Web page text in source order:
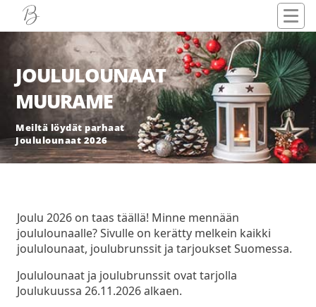
JOULULOUNAAT
MUURAME
Meiltä löydät parhaat
Joululounaat 2026
Joulu 2026 on taas täällä! Minne mennään
joululounaalle? Sivulle on kerätty melkein kaikki
joululounaat, joulubrunssit ja tarjoukset Suomessa.
Joululounaat ja joulubrunssit ovat tarjolla
Joulukuussa 26.11.2026 alkaen.